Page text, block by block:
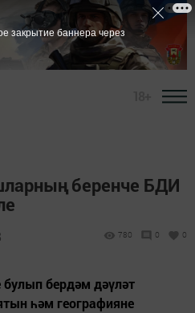
беренче БДИ
780 0 0
булып бердәм дәүләт
һәм географияне
закрытие баннера через